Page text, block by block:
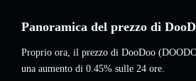
Panoramica del prezzo di
Proprio ora, il prezzo di DooDoo
una aumento di 0.45% sulle 24 ore.